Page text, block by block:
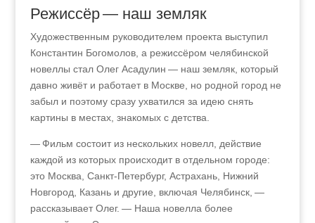
Режиссёр — наш земляк
Художественным руководителем проекта выступил
Константин Богомолов, а режиссёром челябинской
новеллы стал Олег Асадулин — наш земляк, который
давно живёт и работает в Москве, но родной город не
забыл и поэтому сразу ухватился за идею снять
картины в местах, знакомых с детства.
— Фильм состоит из нескольких новелл, действие
каждой из которых происходит в отдельном городе:
это Москва, Санкт-Петербург, Астрахань, Нижний
Новгород, Казань и другие, включая Челябинск, —
рассказывает Олег. — Наша новелла более